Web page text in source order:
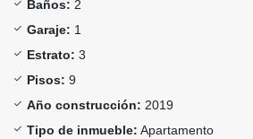
Baños: 2
Garaje: 1
Estrato: 3
Pisos: 9
Año construcción: 2019
Tipo de inmueble: Apartamento